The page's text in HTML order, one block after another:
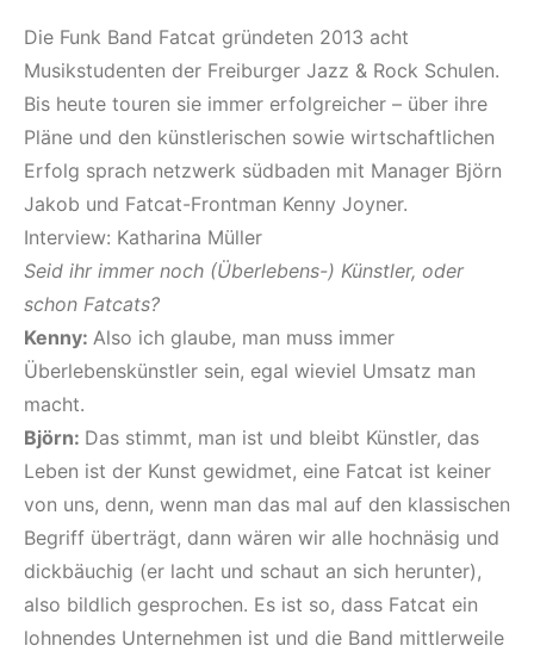
Die Funk Band Fatcat gründeten 2013 acht
Musikstudenten der Freiburger Jazz & Rock Schulen.
Bis heute touren sie immer erfolgreicher – über ihre
Pläne und den künstlerischen sowie wirtschaftlichen
Erfolg sprach netzwerk südbaden mit Manager Björn
Jakob und Fatcat-Frontman Kenny Joyner.
Interview: Katharina Müller
Seid ihr immer noch (Überlebens-) Künstler, oder
schon Fatcats?
Kenny: Also ich glaube, man muss immer
Überlebenskünstler sein, egal wieviel Umsatz man
macht.
Björn: Das stimmt, man ist und bleibt Künstler, das
Leben ist der Kunst gewidmet, eine Fatcat ist keiner
von uns, denn, wenn man das mal auf den klassischen
Begriff überträgt, dann wären wir alle hochnäsig und
dickbäuchig (er lacht und schaut an sich herunter),
also bildlich gesprochen. Es ist so, dass Fatcat ein
lohnendes Unternehmen ist und die Band mittlerweile